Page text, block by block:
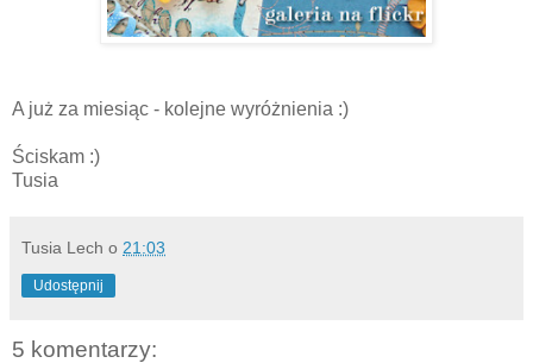
A już za miesiąc - kolejne wyróżnienia :)
Ściskam :)
Tusia
Tusia Lech o 21:03
Udostępnij
5 komentarzy: